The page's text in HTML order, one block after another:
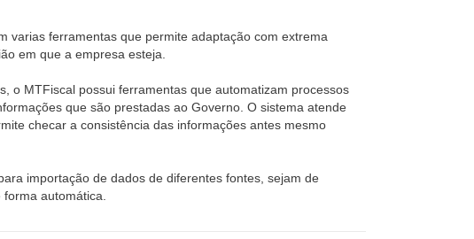
varias ferramentas que permite adaptação com extrema
em que a empresa esteja.
o MTFiscal possui ferramentas que automatizam processos
que são prestadas ao Governo. O sistema atende
checar a consistência das informações antes mesmo
importação de dados de diferentes fontes, sejam de
automática.